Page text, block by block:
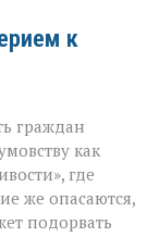
к
граждан
как
где
же опасаются,
подорвать